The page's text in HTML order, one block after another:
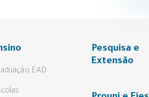
EAD
Pesquisa e
Extensão